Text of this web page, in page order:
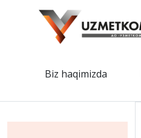
Biz haqimizda